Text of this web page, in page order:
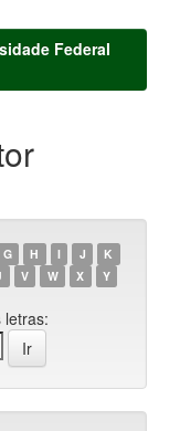
Federal
G H I J
K
V W X
Y
letras: